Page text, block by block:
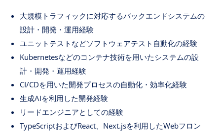
大規模トラフィックに対応するバックエンドシステムの
設計・開発・運用経験
ユニットテストなどソフトウェアテスト自動化の経験
Kubernetesなどのコンテナ技術を用いたシステムの設
計・開発・運用経験
CI/CDを用いた開発プロセスの自動化・効率化経験
生成AIを利用した開発経験
リードエンジニアとしての経験
TypeScriptおよびReact、Next.jsを利用したWebフロン